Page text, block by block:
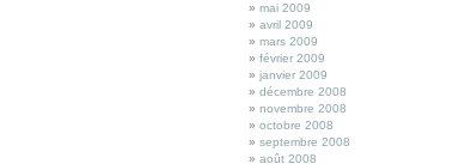
mai 2009
avril 2009
mars 2009
février 2009
janvier 2009
décembre 2008
novembre 2008
octobre 2008
septembre 2008
août 2008